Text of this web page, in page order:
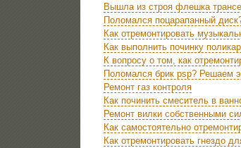
Вышла из строя флешка
Поломался поцарапанный
Как отремонтировать
Как выполнить починку
К вопросу о том, как
Поломался брик psp? Решаем
Ремонт газ контроля
Как починить смеситель в
Ремонт вилки собственными
Как самостоятельно
Как отремонтировать гнездо